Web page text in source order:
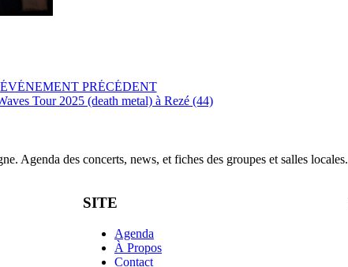
ÉVÉNEMENT PRÉCÉDENT
Tour 2025 (death metal) à Rezé (44)
Agenda des concerts, news, et fiches des groupes et salles locales.
SITE
Agenda
À Propos
Contact